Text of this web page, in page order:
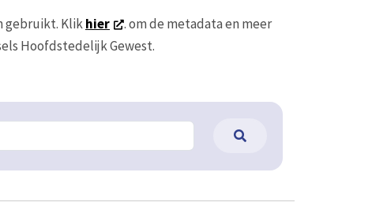
gebruikt. Klikhier
. om de metadata en meer
Hoofdstedelijk Gewest.